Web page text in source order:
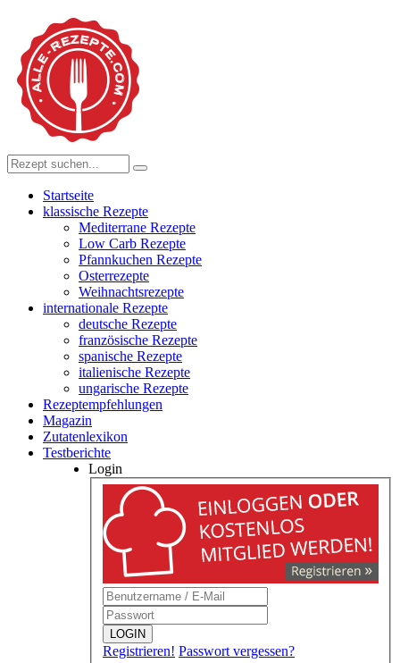
Startseite
klassische Rezepte
Mediterrane Rezepte
Low Carb Rezepte
Pfannkuchen Rezepte
Osterrezepte
Weihnachtsrezepte
internationale Rezepte
deutsche Rezepte
französische Rezepte
spanische Rezepte
italienische Rezepte
ungarische Rezepte
Rezeptempfehlungen
Magazin
Zutatenlexikon
Testberichte
Login
LOGIN
Registrieren! Passwort vergessen?